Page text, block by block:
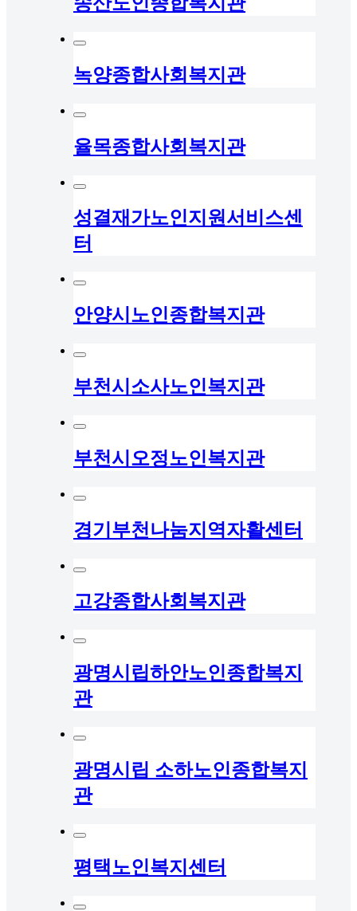
녹양종합사회복지관
율목종합사회복지관
성결재가노인지원서비스센
터
안양시노인종합복지관
부천시소사노인복지관
부천시오정노인복지관
경기부천나눔지역자활센터
고강종합사회복지관
광명시립하안노인종합복지
관
광명시립 소하노인종합복지
관
평택노인복지센터